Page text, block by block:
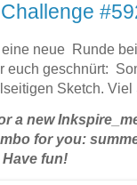
neue Runde
euch geschnürt:
Sketch.
a new
for you:
fun!